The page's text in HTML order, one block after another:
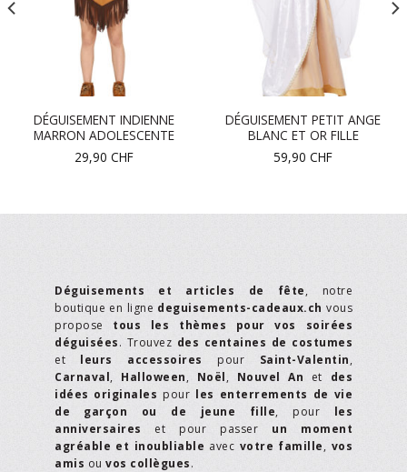
DÉGUISEMENT INDIENNE
MARRON ADOLESCENTE
29,90 CHF
DÉGUISEMENT PETIT ANGE
BLANC ET OR FILLE
59,90 CHF
Déguisements et articles de fête, notre
boutique en ligne deguisements-cadeaux.ch vous
propose tous les thèmes pour vos soirées
déguisées. Trouvez des centaines de costumes
et leurs accessoires pour Saint-Valentin,
Carnaval, Halloween, Noël, Nouvel An et des
idées originales pour les enterrements de vie
de garçon ou de jeune fille, pour les
anniversaires et pour passer un moment
agréable et inoubliable avec votre famille, vos
amis ou vos collègues.